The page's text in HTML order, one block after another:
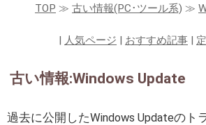
TOP ≫ 古い情報(PC･ツール系) ≫
| 人気ページ | おすすめ記事 |
古い情報:Windows Update
過去に公開したWindows Updateのト